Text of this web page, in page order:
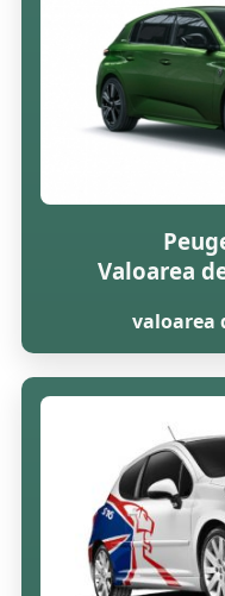
Valoarea
valoarea